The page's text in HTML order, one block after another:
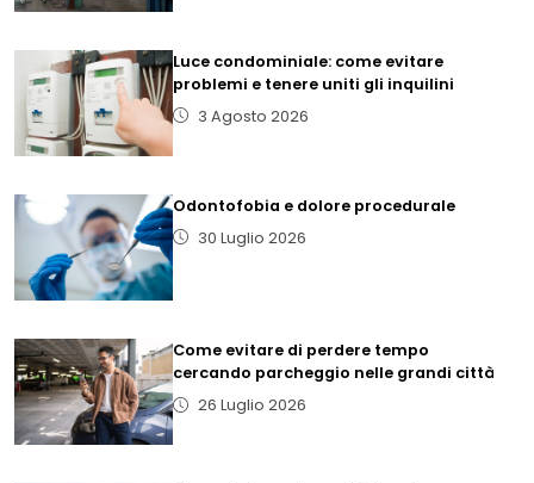
Luce condominiale: come evitare
problemi e tenere uniti gli inquilini
3 Agosto 2026
Odontofobia e dolore procedurale
30 Luglio 2026
Come evitare di perdere tempo
cercando parcheggio nelle grandi città
26 Luglio 2026